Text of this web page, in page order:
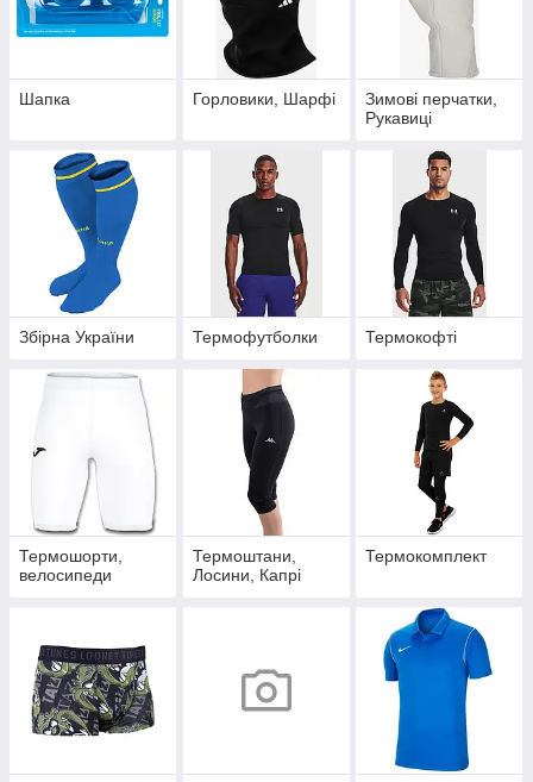
Шапка Горловики, Шарфі
Зимові перчатки,
Рукавиці
Збірна України Термофутболки Термокофті
Термошорти,
велосипеди
Термоштани,
Лосини, Капрі
Термокомплект